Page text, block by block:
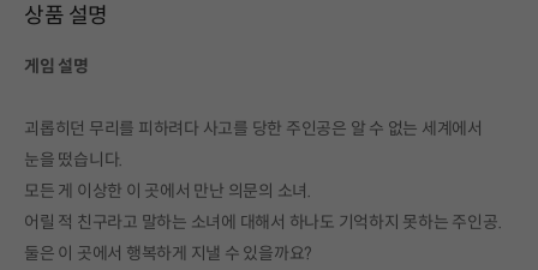
상품 설명
게임 설명
괴롭히던 무리를 피하려다 사고를 당한 주인공은 알 수 없는 세계에서
눈을 떴습니다.
모든 게 이상한 이 곳에서 만난 의문의 소녀.
어릴 적 친구라고 말하는 소녀에 대해서 하나도 기억하지 못하는 주인공.
둘은 이 곳에서 행복하게 지낼 수 있을까요?